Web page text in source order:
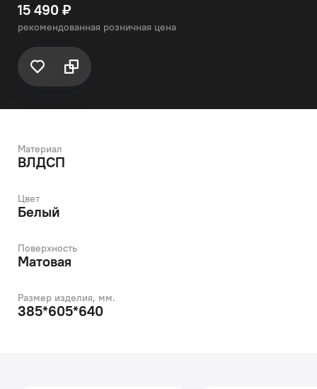
15 490 ₽
рекомендованная розничная цена
Материал
ВЛДСП
Цвет
Белый
Поверхность
Матовая
Размер изделия, мм.
385*605*640